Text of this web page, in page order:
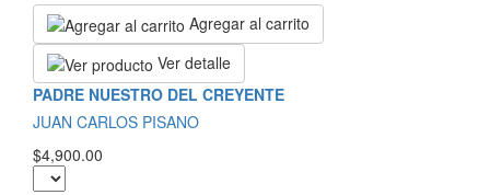
Agregar al carrito
Ver detalle
PADRE NUESTRO DEL CREYENTE
JUAN CARLOS PISANO
$4,900.00